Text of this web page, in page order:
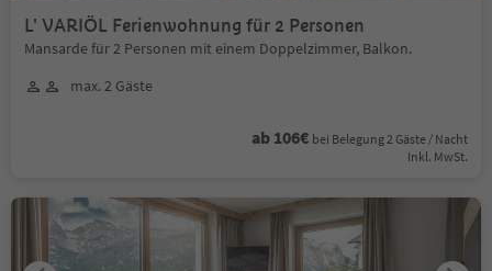
L' VARIÖL Ferienwohnung für 2 Personen
Mansarde für 2 Personen mit einem Doppelzimmer, Balkon.
max. 2 Gäste
ab 106€ bei Belegung 2 Gäste / Nacht
Inkl. MwSt.